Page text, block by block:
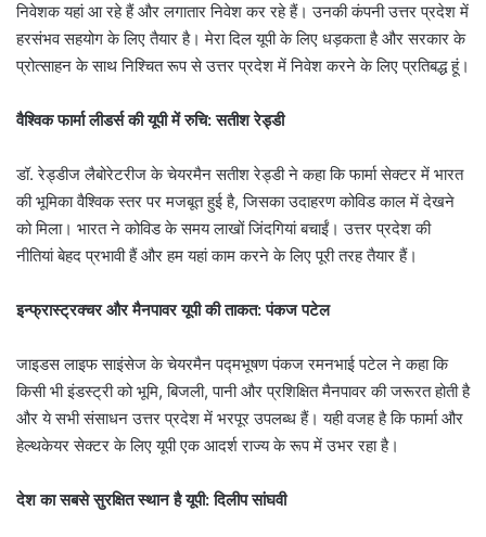
निवेशक यहां आ रहे हैं और लगातार निवेश कर रहे हैं। उनकी कंपनी उत्तर प्रदेश में
हरसंभव सहयोग के लिए तैयार है। मेरा दिल यूपी के लिए धड़कता है और सरकार के
प्रोत्साहन के साथ निश्चित रूप से उत्तर प्रदेश में निवेश करने के लिए प्रतिबद्ध हूं।
वैश्विक फार्मा लीडर्स की यूपी में रुचि: सतीश रेड्डी
डॉ. रेड्डीज लैबोरेटरीज के चेयरमैन सतीश रेड्डी ने कहा कि फार्मा सेक्टर में भारत
की भूमिका वैश्विक स्तर पर मजबूत हुई है, जिसका उदाहरण कोविड काल में देखने
को मिला। भारत ने कोविड के समय लाखों जिंदगियां बचाईं। उत्तर प्रदेश की
नीतियां बेहद प्रभावी हैं और हम यहां काम करने के लिए पूरी तरह तैयार हैं।
इन्फ्रास्ट्रक्चर और मैनपावर यूपी की ताकत: पंकज पटेल
जाइडस लाइफ साइंसेज के चेयरमैन पद्मभूषण पंकज रमनभाई पटेल ने कहा कि
किसी भी इंडस्ट्री को भूमि, बिजली, पानी और प्रशिक्षित मैनपावर की जरूरत होती है
और ये सभी संसाधन उत्तर प्रदेश में भरपूर उपलब्ध हैं। यही वजह है कि फार्मा और
हेल्थकेयर सेक्टर के लिए यूपी एक आदर्श राज्य के रूप में उभर रहा है।
देश का सबसे सुरक्षित स्थान है यूपी: दिलीप सांघवी